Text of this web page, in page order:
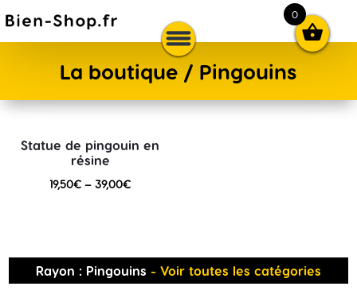

La boutique / Pingouins
Statue de pingouin en
résine
19,50€ –39,00€
Rayon : Pingouins - Voir toutes les catégories
0